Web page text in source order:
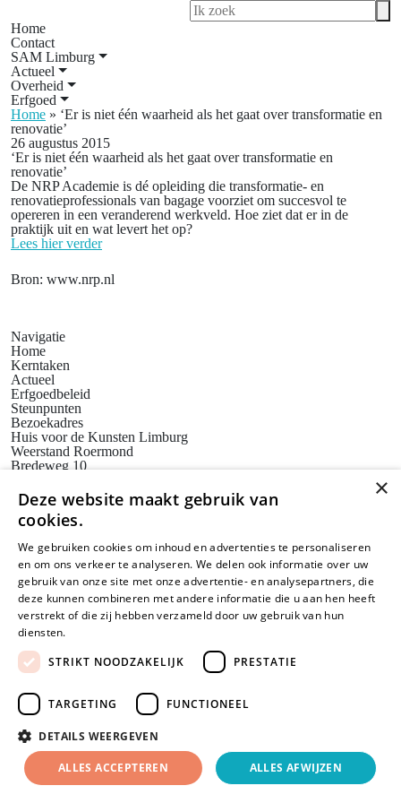
Home
Contact
SAM Limburg
Actueel
Overheid
Erfgoed
Home » ‘Er is niet één waarheid als het gaat over transformatie en
renovatie’
26 augustus 2015
‘Er is niet één waarheid als het gaat over transformatie en
renovatie’
De NRP Academie is dé opleiding die transformatie- en
renovatieprofessionals van bagage voorziet om succesvol te
opereren in een veranderend werkveld. Hoe ziet dat er in de
praktijk uit en wat levert het op?
Lees hier verder
Bron: www.nrp.nl
Navigatie
Home
Kerntaken
Actueel
Erfgoedbeleid
Steunpunten
Bezoekadres
Huis voor de Kunsten Limburg
Weerstand Roermond
Bredeweg 10
Postadres
SAM Limburg
Postbus 203
steunpunt@sam-limburg.nl
0475-399281
© 2026 SamLimburg |
Maatwerk website
PrivacyverklaringDisclaimer
×
Deze website maakt gebruik van
cookies.
We gebruiken cookies om inhoud en advertenties te personaliseren
en om ons verkeer te analyseren. We delen ook informatie over uw
gebruik van onze site met onze advertentie- en analysepartners, die
deze kunnen combineren met andere informatie die u aan hen heeft
verstrekt of die zij hebben verzameld door uw gebruik van hun
diensten.
STRIKT NOODZAKELIJK
PRESTATIE
TARGETING FUNCTIONEEL
DETAILS WEERGEVEN
ALLES ACCEPTEREN ALLES AFWIJZEN